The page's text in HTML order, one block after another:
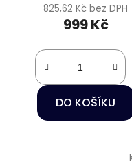
825,62 Kč bez DPH
999 Kč
DO KOŠÍKU